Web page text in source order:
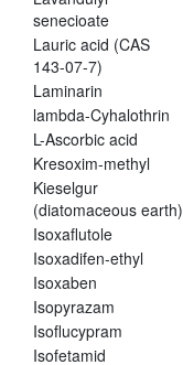
senecioate
Lauric acid (CAS
143-07-7)
Laminarin
lambda-Cyhalothrin
L-Ascorbic acid
Kresoxim-methyl
Kieselgur
(diatomaceous earth)
Isoxaflutole
Isoxadifen-ethyl
Isoxaben
Isopyrazam
Isoflucypram
Isofetamid